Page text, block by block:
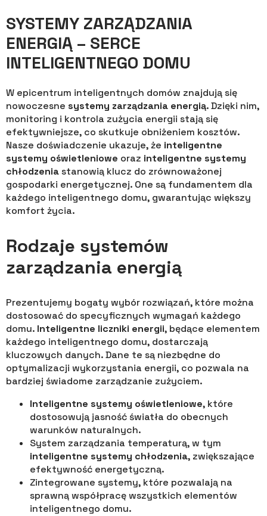
SYSTEMY ZARZĄDZANIA
ENERGIĄ – SERCE
INTELIGENTNEGO DOMU
W epicentrum inteligentnych domów znajdują się
nowoczesne systemy zarządzania energią. Dzięki nim,
monitoring i kontrola zużycia energii stają się
efektywniejsze, co skutkuje obniżeniem kosztów.
Nasze doświadczenie ukazuje, że inteligentne
systemy oświetleniowe oraz inteligentne systemy
chłodzeniastanowią klucz do zrównoważonej
gospodarki energetycznej. One są fundamentem dla
każdego inteligentnego domu, gwarantując większy
komfort życia.
Rodzaje systemów
zarządzania energią
Prezentujemy bogaty wybór rozwiązań, które można
dostosować do specyficznych wymagań każdego
domu. Inteligentne liczniki energii, będące elementem
każdego inteligentnego domu, dostarczają
kluczowych danych. Dane te są niezbędne do
optymalizacji wykorzystania energii, co pozwala na
bardziej świadome zarządzanie zużyciem.
Inteligentne systemy oświetleniowe, które
dostosowują jasność światła do obecnych
warunków naturalnych.
System zarządzania temperaturą, w tym
inteligentne systemy chłodzenia, zwiększające
efektywność energetyczną.
Zintegrowane systemy, które pozwalają na
sprawną współpracę wszystkich elementów
inteligentnego domu.